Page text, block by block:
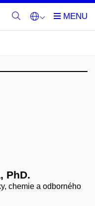
PhD.
chemie a odborného